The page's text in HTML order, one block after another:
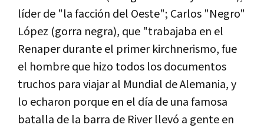
líder de "la facción del Oeste"; Carlos "Negro"
López (gorra negra), que "trabajaba en el
Renaper durante el primer kirchnerismo, fue
el hombre que hizo todos los documentos
truchos para viajar al Mundial de Alemania, y
lo echaron porque en el día de una famosa
batalla de la barra de River llevó a gente en